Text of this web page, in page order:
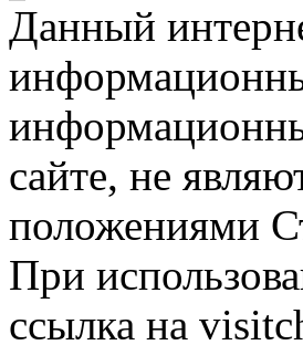
Данный
сайте, не
положениями
При
ссылка на